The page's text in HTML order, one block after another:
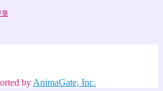
章
byAnimaGate, Inc.